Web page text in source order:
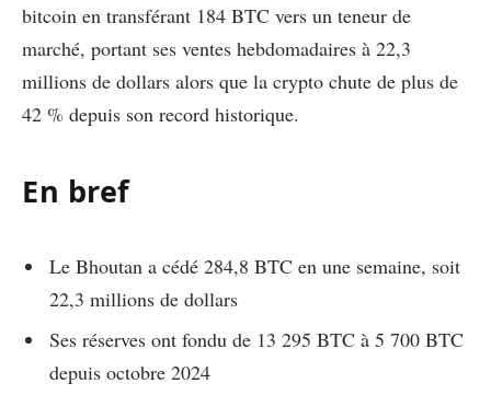
bitcoin en transférant 184 BTC vers un teneur de
marché, portant ses ventes hebdomadaires à 22,3
millions de dollars alors que la crypto chute de plus de
42 % depuis son record historique.
En bref
Le Bhoutan a cédé 284,8 BTC en une semaine, soit
22,3 millions de dollars
Ses réserves ont fondu de 13 295 BTC à 5 700 BTC
depuis octobre 2024